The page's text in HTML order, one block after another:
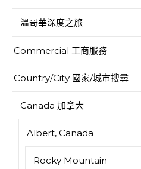
溫哥華深度之旅
Commercial 工商服務
Country/City 國家/城市搜尋
Canada 加拿大
Albert, Canada
Rocky Mountain